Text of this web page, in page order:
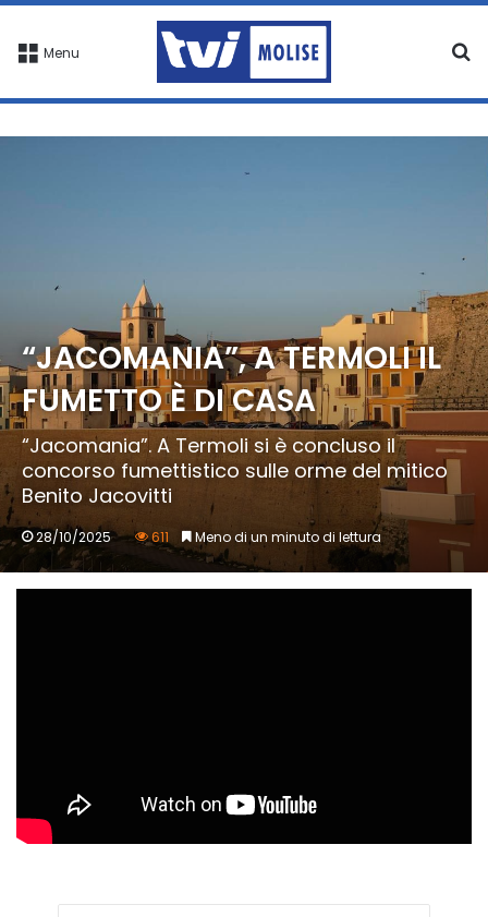
Menu
“JACOMANIA”, A TERMOLI IL
FUMETTO È DI CASA
“Jacomania”. A Termoli si è concluso il
concorso fumettistico sulle orme del mitico
Benito Jacovitti
28/10/2025 611 Meno di un minuto di lettura